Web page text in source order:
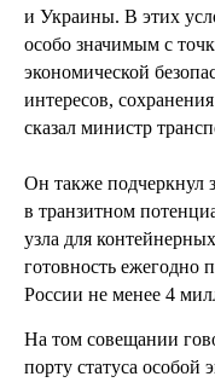
и Украины. В этих
особо значимым с
экономической
интересов,
сказал министр
Он также подчеркнул
в транзитном
узла для
готовность ежегодно
России не менее 4
На том совещании
порту статуса особой